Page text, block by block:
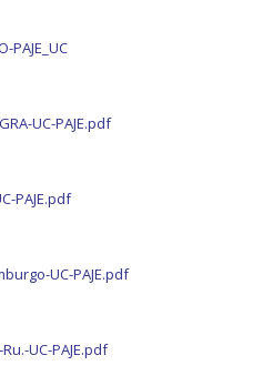
PAJE_UC
UC-PAJE.pdf
PAJE.pdf
UC-PAJE.pdf
UC-PAJE.pdf